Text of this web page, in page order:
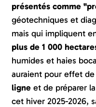
présentés comme
géotechniques et
mais qui impliquent
plus de 1 000
humides et haies
auraient pour effet de
ligne et de préparer
cet hiver 2025-2026,